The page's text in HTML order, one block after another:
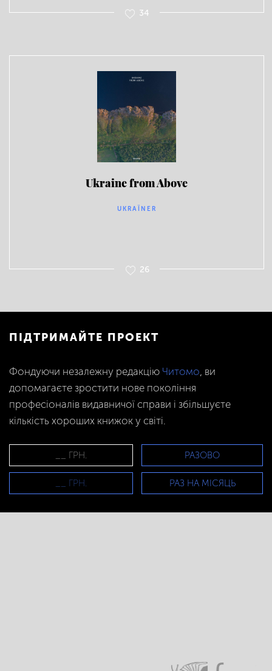
34
Ukraine from Above
UKRAЇNER
26
ПІДТРИМАЙТЕ ПРОЕКТ
Фондуючи незалежну редакцію Читомо, ви
допомагаєте зростити нове покоління
професіоналів видавничої справи і збільшуєте
кількість хороших книжок у світі.
РАЗОВО
РАЗ НА МІСЯЦЬ